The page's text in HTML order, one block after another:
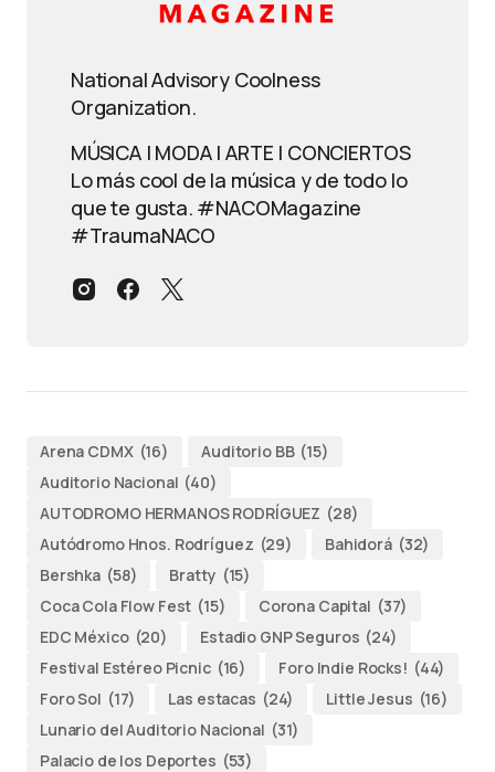
National Advisory Coolness
Organization.
MÚSICA | MODA | ARTE | CONCIERTOS
Lo más cool de la música y de todo lo
que te gusta. #NACOMagazine
#TraumaNACO
Arena CDMX (16) Auditorio BB (15)
Auditorio Nacional (40)
AUTODROMO HERMANOS RODRÍGUEZ (28)
Autódromo Hnos. Rodríguez (29) Bahidorá (32)
Bershka (58) Bratty (15)
Coca Cola Flow Fest (15) Corona Capital (37)
EDC México (20) Estadio GNP Seguros (24)
Festival Estéreo Picnic (16) Foro Indie Rocks! (44)
Foro Sol (17) Las estacas (24) Little Jesus (16)
Lunario del Auditorio Nacional (31)
Palacio de los Deportes (53)